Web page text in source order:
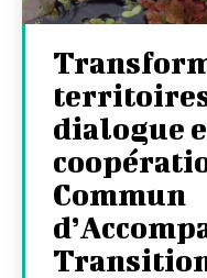
dialogue
Commun